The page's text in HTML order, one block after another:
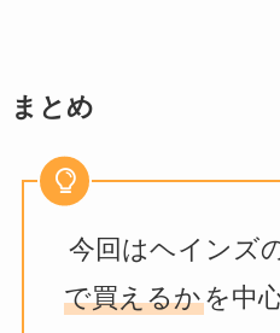
まとめ
今回はヘインズ
で買えるかを中